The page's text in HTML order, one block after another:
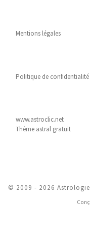
Mentions légales
Politique de confidentialité
www.astroclic.net
Thème astral gratuit
© 2009 - 2026